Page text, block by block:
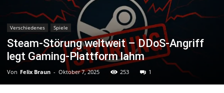
Verschiedenes Spiele
Steam-Störung weltweit – DDoS-Angriff
legt Gaming-Plattform lahm
Von Felix Braun - Oktober 7, 2025 253 1